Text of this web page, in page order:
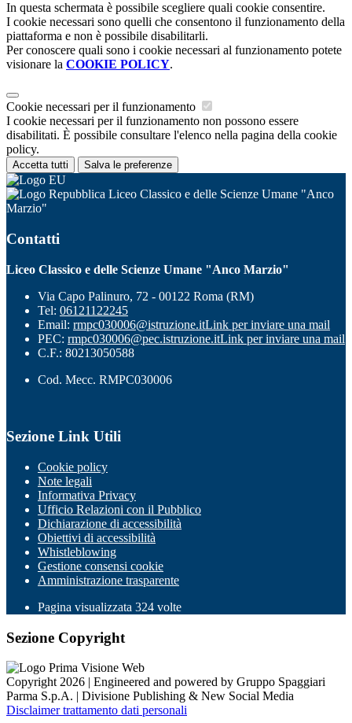
In questa schermata è possibile scegliere quali cookie consentire.
I cookie necessari sono quelli che consentono il funzionamento della
piattaforma e non è possibile disabilitarli.
Per conoscere quali sono i cookie necessari al funzionamento potete
visionare la COOKIE POLICY.
Cookie necessari per il funzionamento
I cookie necessari per il funzionamento non possono essere
disabilitati. È possibile consultare l'elenco nella pagina della cookie
policy.
Accetta tutti Salva le preferenze
Liceo Classico e delle Scienze Umane "Anco
Marzio"
Contatti
Liceo Classico e delle Scienze Umane "Anco Marzio"
Via Capo Palinuro, 72 - 00122 Roma (RM)
Tel: 06121122245
Email: rmpc030006@istruzione.itLink per inviare una mail
PEC: rmpc030006@pec.istruzione.itLink per inviare una mail
C.F.: 80213050588
Cod. Mecc. RMPC030006
Sezione Link Utili
Cookie policy
Note legali
Informativa Privacy
Ufficio Relazioni con il Pubblico
Dichiarazione di accessibilità
Obiettivi di accessibilità
Whistleblowing
Gestione consensi cookie
Amministrazione trasparente
Pagina visualizzata 324 volte
Sezione Copyright
Copyright 2026 | Engineered and powered by Gruppo Spaggiari
Parma S.p.A. | Divisione Publishing & New Social Media
Disclaimer trattamento dati personali